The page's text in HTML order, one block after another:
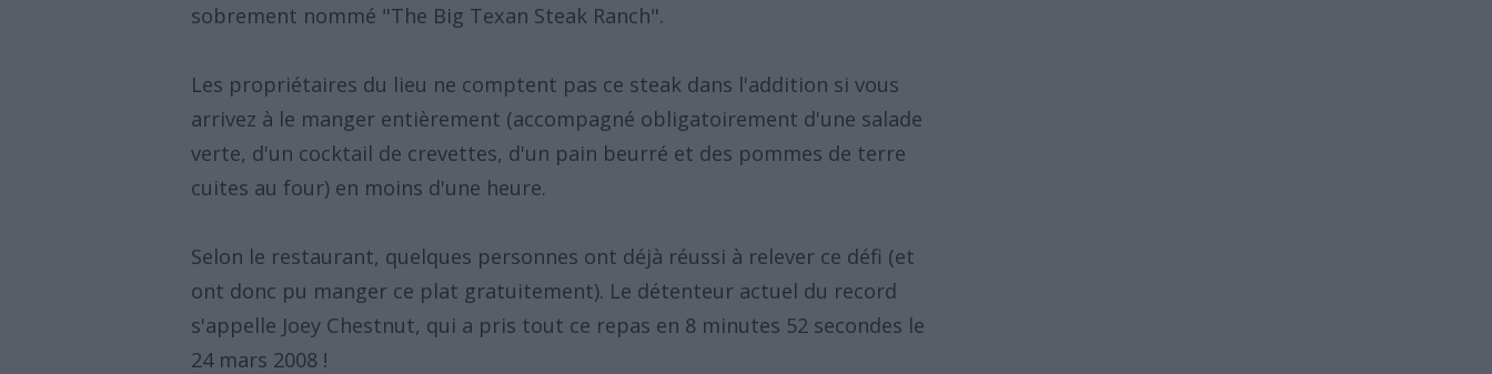
sobrement nommé "The Big Texan Steak Ranch".
Les propriétaires du lieu ne comptent pas ce steak dans l'addition si vous
arrivez à le manger entièrement (accompagné obligatoirement d'une salade
verte, d'un cocktail de crevettes, d'un pain beurré et des pommes de terre
cuites au four) en moins d'une heure.
Selon le restaurant, quelques personnes ont déjà réussi à relever ce défi (et
ont donc pu manger ce plat gratuitement). Le détenteur actuel du record
s'appelle Joey Chestnut, qui a pris tout ce repas en 8 minutes 52 secondes le
24 mars 2008 !